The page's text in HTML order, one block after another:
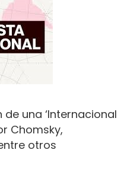
una ‘Internacional
Chomsky,
otros